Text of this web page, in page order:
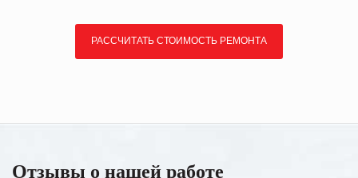
РАССЧИТАТЬ СТОИМОСТЬ РЕМОНТА
Отзывы о нашей работе